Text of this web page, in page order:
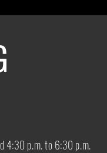
4:30 p.m. to 6:30 p.m.